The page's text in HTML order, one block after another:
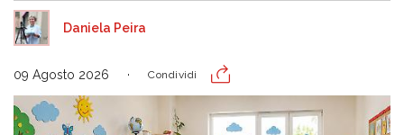
Daniela Peira
09 Agosto 2026 Condividi